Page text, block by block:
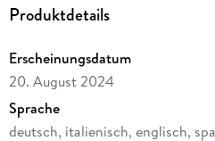
Produktdetails
Erscheinungsdatum
20. August 2024
Sprache
deutsch, italienisch, englisch,